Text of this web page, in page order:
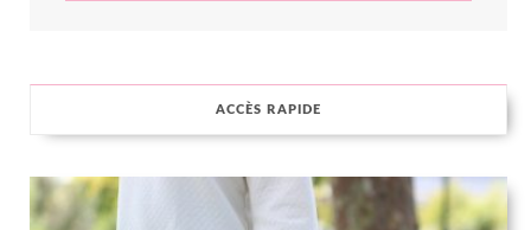
ACCÈS RAPIDE